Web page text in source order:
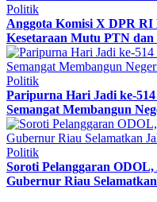
Politik
Anggota Komisi X DPR
Kesetaraan Mutu PTN dan
Politik
Paripurna Hari Jadi ke-
Semangat Membangun
Politik
Soroti Pelanggaran
Gubernur Riau